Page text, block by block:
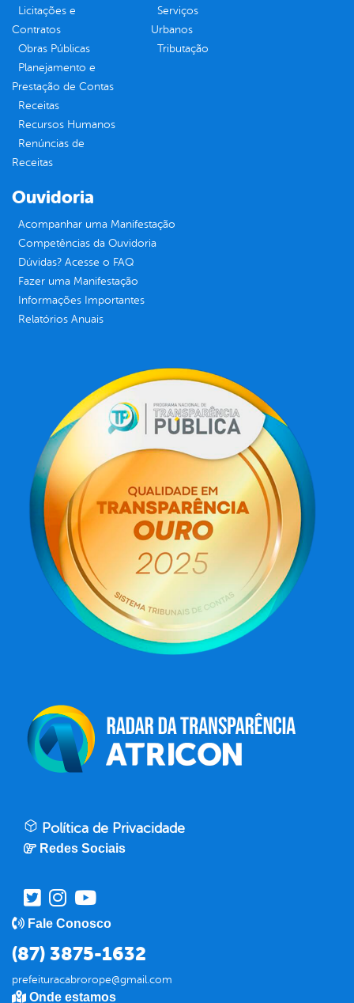
Licitações e
Contratos
Obras Públicas
Planejamento e
Prestação de Contas
Receitas
Recursos Humanos
Renúncias de
Receitas
Serviços
Urbanos
Tributação
Ouvidoria
Acompanhar uma Manifestação
Competências da Ouvidoria
Dúvidas? Acesse o FAQ
Fazer uma Manifestação
Informações Importantes
Relatórios Anuais
Política de Privacidade
Redes Sociais
Fale Conosco
(87) 3875-1632
prefeituracabrorope@gmail.com
Onde estamos